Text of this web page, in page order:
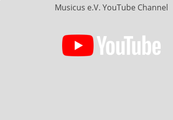
Musicus e.V. YouTube Channel